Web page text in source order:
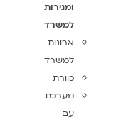
ומגירות
למשרד
ארונות
למשרד
כוורת
מערכת
עם